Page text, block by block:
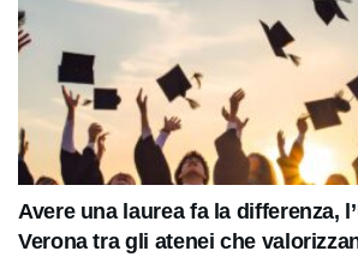
Avere una laurea fa la differenza,
Verona tra gli atenei che